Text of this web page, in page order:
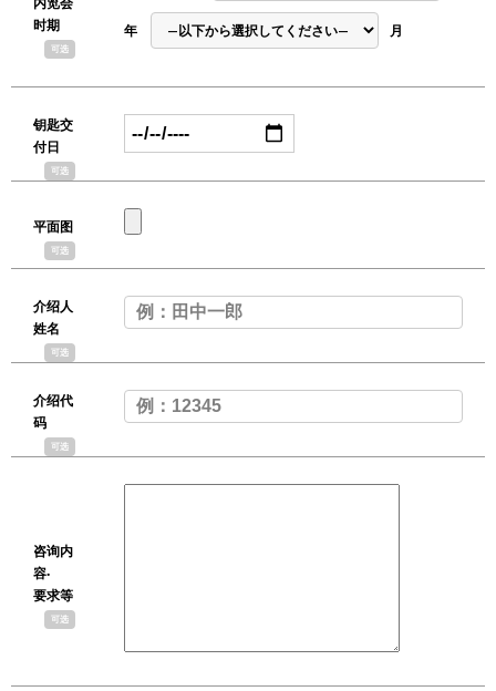
时期
可选
年 月
钥匙交
付日
可选
平面图
可选
介绍人
姓名
可选
介绍代
码
可选
咨询内
容·
要求等
可选